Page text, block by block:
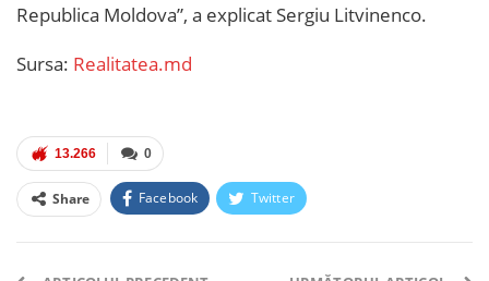
Republica Moldova”, a explicat Sergiu Litvinenco.
Sursa: Realitatea.md
0
13.266
Share Facebook Twitter